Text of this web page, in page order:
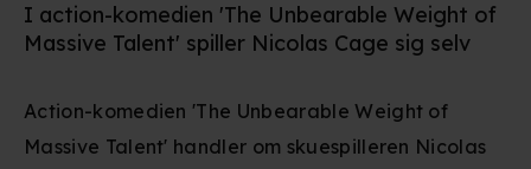
I action-komedien 'The Unbearable Weight of
Massive Talent' spiller Nicolas Cage sig selv
Action-komedien 'The Unbearable Weight of
Massive Talent' handler om skuespilleren Nicolas